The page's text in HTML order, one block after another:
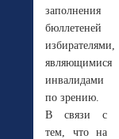
заполнения
бюллетеней
избирателями,
являющимися
инвалидами
по зрению.
В связи с
тем, что на